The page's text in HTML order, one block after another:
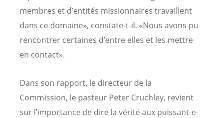
membres et d’entités missionnaires travaillent
dans ce domaine», constate-t-il. «Nous avons pu
rencontrer certaines d’entre elles et les mettre
en contact».
Dans son rapport, le directeur de la
Commission, le pasteur Peter Cruchley, revient
sur l’importance de dire la vérité aux puissant-e-